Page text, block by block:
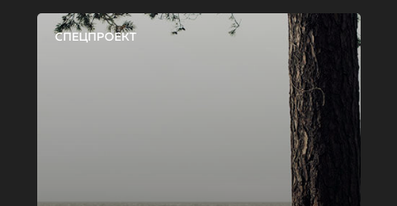
СПЕЦПРОЕКТ